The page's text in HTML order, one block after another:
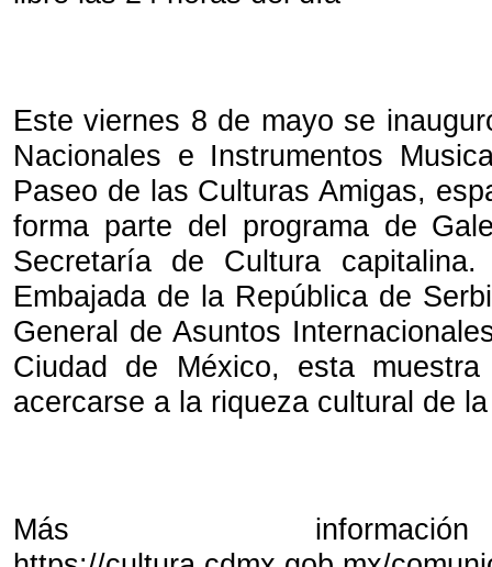
Este viernes 8 de mayo se
Nacionales e Instrumentos
Paseo de las Culturas Amigas,
forma parte del programa de
Secretaría de Cultura
Embajada de la República de
General de Asuntos
Ciudad de México, esta
acercarse a la riqueza cultural de
Más